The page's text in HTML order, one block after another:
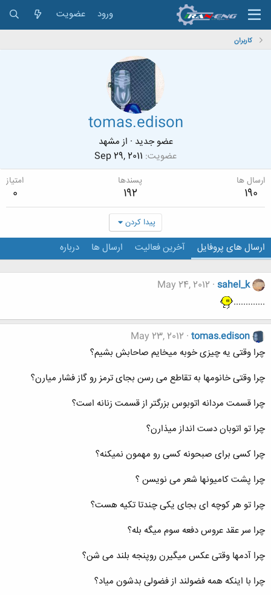
ورود عضویت
کاربران
tomas.edison
عضو جدید · ازمشهد
عضویت Sep 29, 2011
ارسال ها
190
پسندها
192
امتیاز
0
پیدا کردن
ارسال های پروفایل آخرین فعالیت ارسال ها درباره
sahel_k
May 24, 2012
.............
tomas.edison
May 23, 2012
چرا وقتی یه چیزی خوبه میخایم صاحابش بشیم؟
چرا وقتی خانومها به تقاطع می رسن بجای ترمز رو گاز فشار میارن؟
چرا قسمت مردانه اتوبوس بزرگتر از قسمت زنانه است؟
چرا تو اتوبان دست انداز میذارن؟
چرا کسی برای صبحونه کسی رو مهمون نمیکنه؟
چرا پشت کامیونها شعر می نویسن ؟
چرا تو هر کوچه ای بجای یکی چندتا تکیه هست؟
چرا سر عقد عروس دفعه سوم میگه بله؟
چرا آدمها وقتی عکس میگیرن روپنجه بلند می شن؟
چرا با اینکه همه فضولند از فضولی بدشون میاد؟